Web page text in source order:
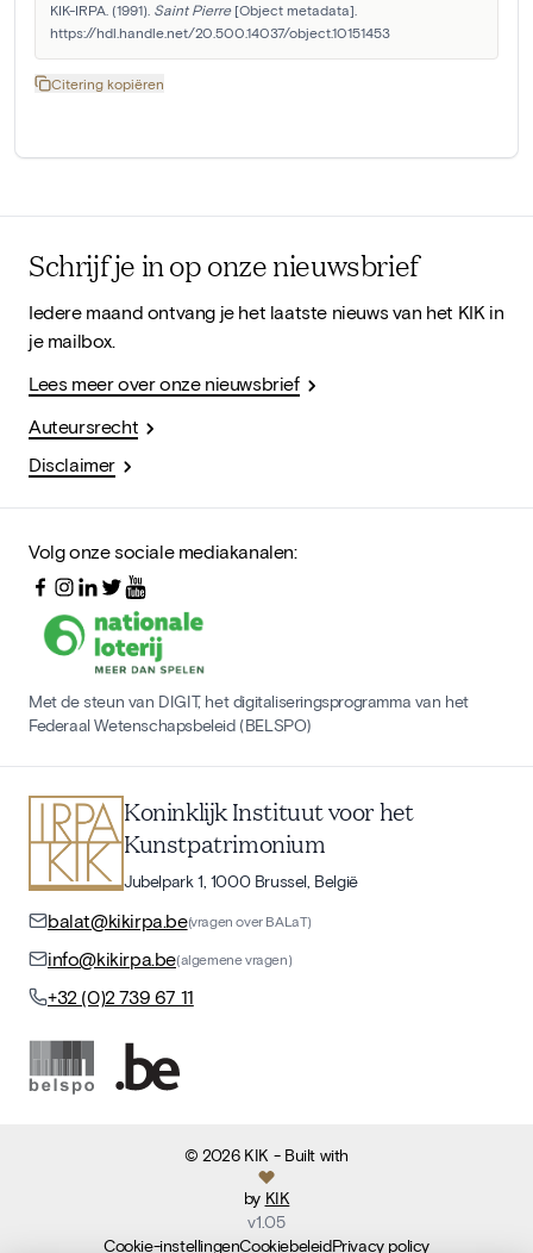
KIK-IRPA. (1991). Saint Pierre [Object metadata].
https://hdl.handle.net/20.500.14037/object.10151453
Citering kopiëren
Schrijf je in op onze nieuwsbrief
Iedere maand ontvang je het laatste nieuws van het KIK in
je mailbox.
Lees meer over onze nieuwsbrief
Auteursrecht
Disclaimer
Volg onze sociale mediakanalen:
Met de steun van DIGIT, het digitaliseringsprogramma van het
Federaal Wetenschapsbeleid (BELSPO)
Koninklijk Instituut voor het
Kunstpatrimonium
Jubelpark 1, 1000 Brussel, België
balat@kikirpa.be(vragen over BALaT)
info@kikirpa.be(algemene vragen)
+32 (0)2 739 67 11
©2026 KIK - Built with
by KIK
v1.05
Cookie-instellingenCookiebeleidPrivacy policy